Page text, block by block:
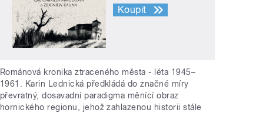
Koupit
Románová kronika ztraceného města - léta 1945–
1961. Karin Lednická předkládá do značné míry
převratný, dosavadní paradigma měnící obraz
hornického regionu, jehož zahlazenou historii stále